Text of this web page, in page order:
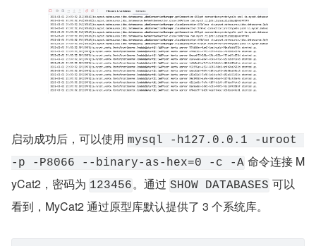
启动成功后，可以使用 mysql -h127.0.0.1 -uroot
-p -P8066 --binary-as-hex=0 -c -A 命令连接 M
yCat2，密码为 123456。通过 SHOW DATABASES 可以
看到，MyCat2 通过原型库默认提供了 3 个系统库。